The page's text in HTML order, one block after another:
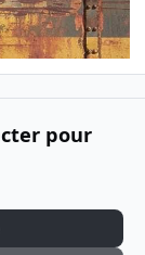
pour